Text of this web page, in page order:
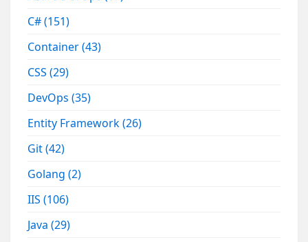
C#(151)
Container(43)
CSS(29)
DevOps(35)
Entity Framework(26)
Git(42)
Golang(2)
IIS(106)
Java(29)